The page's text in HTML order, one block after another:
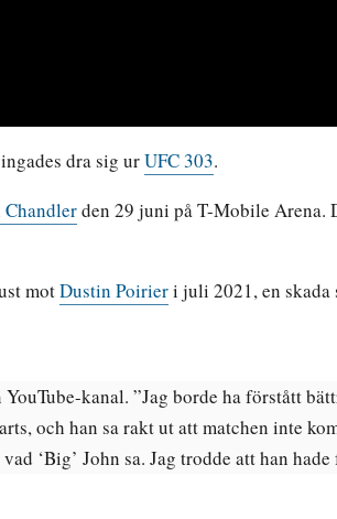
dra sig urUFC 303.
den 29 juni på T-Mobile Arena.
motDustin Poirieri juli 2021, en
kanal. ”Jag borde ha förstått
och han sa rakt ut att matchen inte
‘Big’ John sa. Jag trodde att han